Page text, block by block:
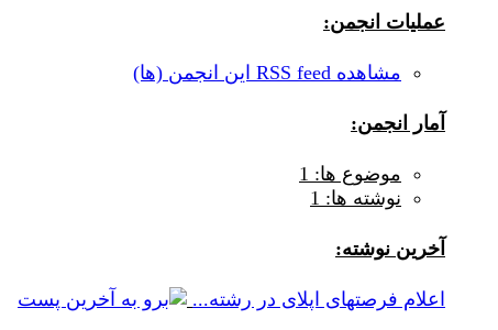
عملیات انجمن:
مشاهده RSS feed این انجمن (ها)
آمار انجمن:
موضوع ها: 1
نوشته ها: 1
آخرين نوشته:
اعلام فرصتهای اپلای در رشته...